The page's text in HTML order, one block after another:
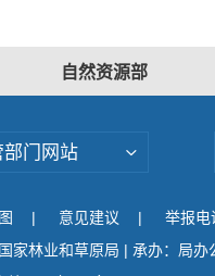
自然资源部
门网站
| 意见建议 |
举报电
家林业和草原局 | 承办：局